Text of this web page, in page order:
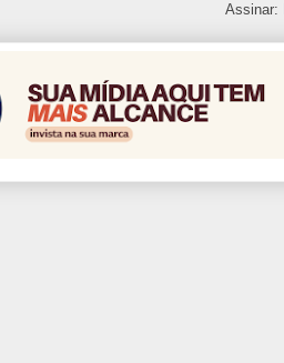
Assinar: